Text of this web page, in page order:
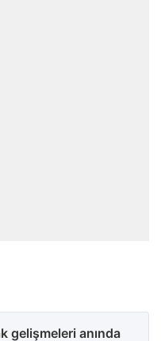
gelişmeleri anında